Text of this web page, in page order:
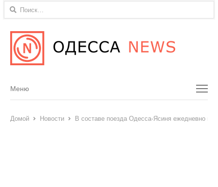
Найти:
Menu
Меню
Домой Новости В составе поезда Одесса-Ясиня ежедневно